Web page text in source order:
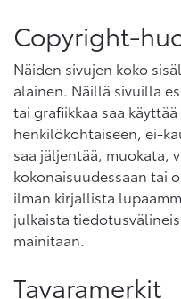
Copyright-
Näiden sivujen koko
alainen. Näillä sivuilla
tai grafiikkaa saa
henkilökohtaiseen, ei-
saa jäljentää, muokata,
kokonaisuudessaan tai
ilman kirjallista
julkaista
mainitaan.
Tavaramerkit